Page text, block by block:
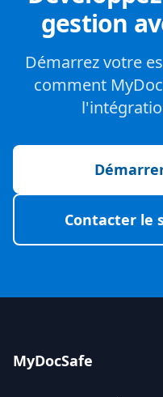
gestion
Démarrez votre
comment
Contacter le
MyDocSafe